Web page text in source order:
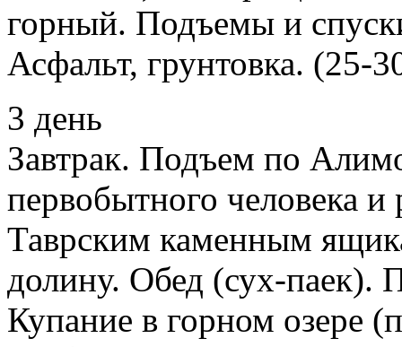
горный. Подъемы и
Асфальт, грунтовка. (25-
3 день
Завтрак. Подъем по
первобытного человека
Таврским каменным
долину. Обед (сух-паек).
Купание в горном озере